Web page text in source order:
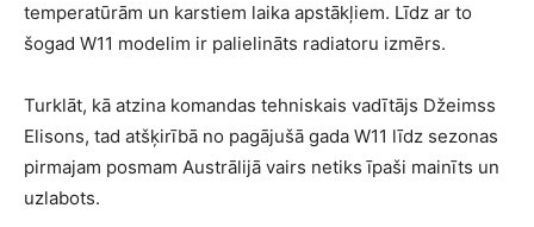
temperatūrām un karstiem laika apstākļiem. Līdz ar to
šogad W11 modelim ir palielināts radiatoru izmērs.
Turklāt, kā atzina komandas tehniskais vadītājs Džeimss
Elisons, tad atšķirībā no pagājušā gada W11 līdz sezonas
pirmajam posmam Austrālijā vairs netiks īpaši mainīts un
uzlabots.